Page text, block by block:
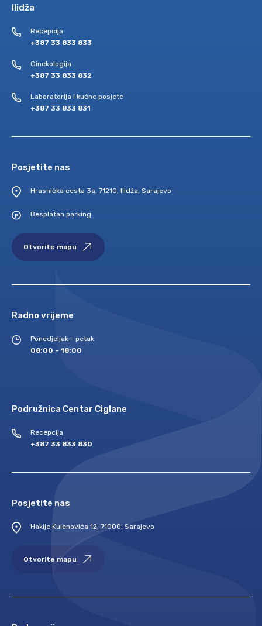
Ilidža
Recepcija
+387 33 833 833
Ginekologija
+387 33 833 832
Laboratorija i kućne posjete
+387 33 833 831
Posjetite nas
Hrasnička cesta 3a, 71210, Ilidža, Sarajevo
Besplatan parking
Otvorite mapu
Radno vrijeme
Ponedjeljak - petak
08:00 – 18:00
Podružnica Centar Ciglane
Recepcija
+387 33 833 830
Posjetite nas
Hakije Kulenovića 12, 71000, Sarajevo
Otvorite mapu